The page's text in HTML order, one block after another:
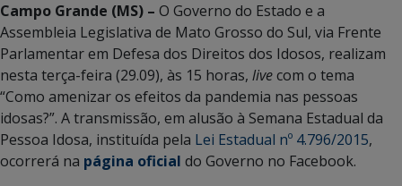
Campo Grande (MS) – O Governo do Estado e a
Assembleia Legislativa de Mato Grosso do Sul, via Frente
Parlamentar em Defesa dos Direitos dos Idosos, realizam
nesta terça-feira (29.09), às 15 horas, livecom o tema
“Como amenizar os efeitos da pandemia nas pessoas
idosas?”. A transmissão, em alusão à Semana Estadual da
Pessoa Idosa, instituída pela Lei Estadual nº 4.796/2015,
ocorrerá na página oficial do Governo no Facebook.